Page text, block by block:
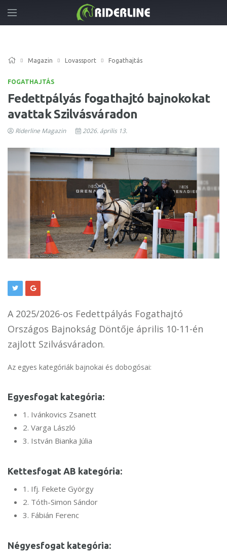
Magazin Lovassport Fogathajtás
FOGATHAJTÁS
Fedettpályás fogathajtó bajnokokat
avattak Szilvásváradon
Riderline Magazin 2026. április 13.
A 2025/2026-os Fedettpályás Fogathajtó
Országos Bajnokság Döntője április 10-11-én
zajlott Szilvásváradon.
Az egyes kategóriák bajnokai és dobogósai:
Egyesfogat kategória:
1. Ivánkovics Zsanett
2. Varga László
3. István Bianka Júlia
Kettesfogat AB kategória:
1. Ifj. Fekete György
2. Tóth-Simon Sándor
3. Fábián Ferenc
Négyesfogat kategória: